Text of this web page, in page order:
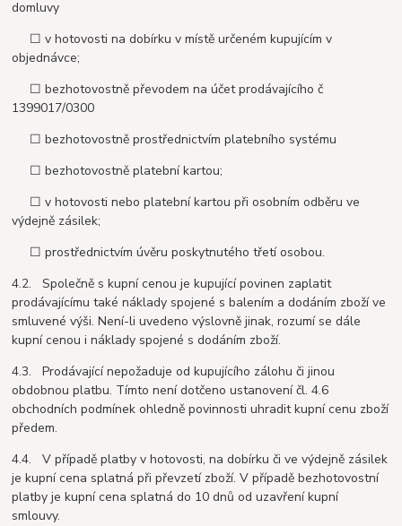
domluvy
☐ v hotovosti na dobírku v místě určeném kupujícím v
objednávce;
☐ bezhotovostně převodem na účet prodávajícího č
1399017/0300
☐ bezhotovostně prostřednictvím platebního systému
☐ bezhotovostně platební kartou;
☐ v hotovosti nebo platební kartou při osobním odběru ve
výdejně zásilek;
☐ prostřednictvím úvěru poskytnutého třetí osobou.
4.2. Společně s kupní cenou je kupující povinen zaplatit
prodávajícímu také náklady spojené s balením a dodáním zboží ve
smluvené výši. Není-li uvedeno výslovně jinak, rozumí se dále
kupní cenou i náklady spojené s dodáním zboží.
4.3. Prodávající nepožaduje od kupujícího zálohu či jinou
obdobnou platbu. Tímto není dotčeno ustanovení čl. 4.6
obchodních podmínek ohledně povinnosti uhradit kupní cenu zboží
předem.
4.4. V případě platby v hotovosti, na dobírku či ve výdejně zásilek
je kupní cena splatná při převzetí zboží. V případě bezhotovostní
platby je kupní cena splatná do 10 dnů od uzavření kupní
smlouvy.